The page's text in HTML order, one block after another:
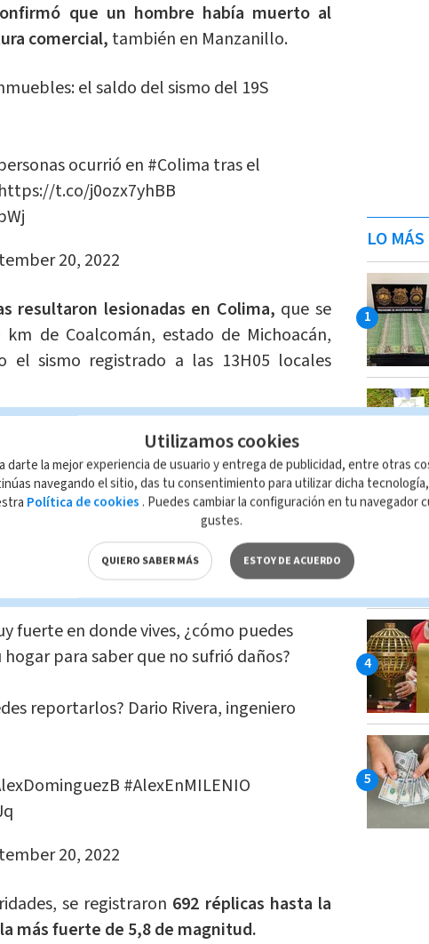
que un hombre había muerto al
comercial, también en Manzanillo.
el saldo del sismo del 19S
ocurrió en #Colima tras el
t.co/j0ozx7yhBB
20, 2022
resultaron lesionadas en Colima, que se
de Coalcomán, estado de Michoacán,
el sismo registrado a las 13H05 locales
fue un temblor de considerable
la pérdida de vidas humanas (...)
dijo el presidente Andrés Manuel
conferencia de prensa matutina.
afectado con más de 150 casasy distintas
fuerte en donde vives, ¿cómo puedes
para saber que no sufrió daños?
reportarlos? Dario Rivera, ingeniero
#AlexEnMILENIO
20, 2022
se registraron 692 réplicas hasta la
más fuerte de 5,8 de magnitud.
LO
Utilizamos cookies
darte la mejor experiencia de usuario y entrega de publicidad, entre otras
navegando el sitio, das tu consentimiento para utilizar dicha
Política de cookies . Puedes cambiar la configuración en tu navegador
gustes.
QUIERO SABER MÁS ESTOY DE ACUERDO